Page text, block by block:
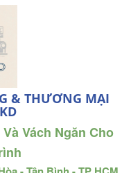
& THƯƠNG MẠI
Vách Ngăn Cho